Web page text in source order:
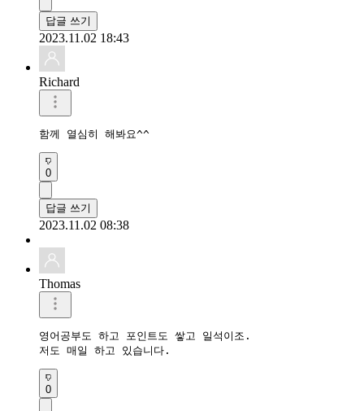
답글 쓰기
2023.11.02 18:43
Richard
함께 열심히 해봐요^^
0
답글 쓰기
2023.11.02 08:38
Thomas
영어공부도 하고 포인트도 쌓고 일석이조.
저도 매일 하고 있습니다.
0